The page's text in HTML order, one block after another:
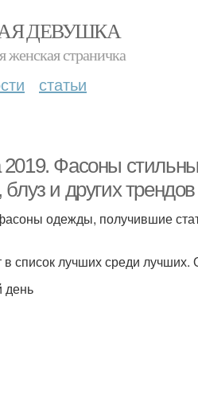
ДЕВУШКА
женская страничка
статьи
Фасоны
и других
одежды, получившие
список лучших среди
день